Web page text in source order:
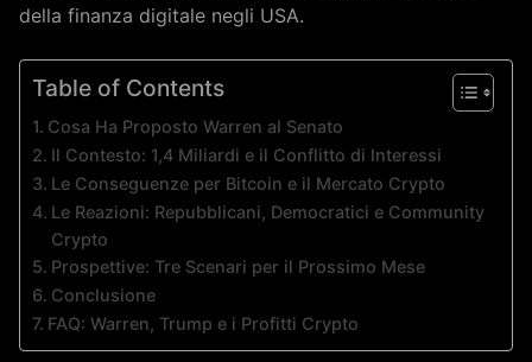
della finanza digitale negli USA.
Table of Contents
Cosa Ha Proposto Warren al Senato
Il Contesto: 1,4 Miliardi e il Conflitto di Interessi
Le Conseguenze per Bitcoin e il Mercato Crypto
Le Reazioni: Repubblicani, Democratici e Community
Crypto
Prospettive: Tre Scenari per il Prossimo Mese
Conclusione
FAQ: Warren, Trump e i Profitti Crypto